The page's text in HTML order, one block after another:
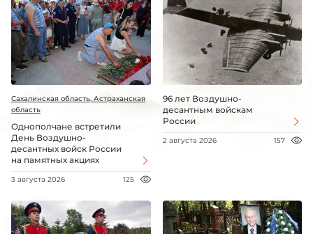
Сахалинская область, Астраханская
область
Однополчане встретили
День Воздушно-
десантных войск России
на памятных акциях
3 августа 2026 125
96 лет Воздушно-
десантным войскам
России
2 августа 2026 157